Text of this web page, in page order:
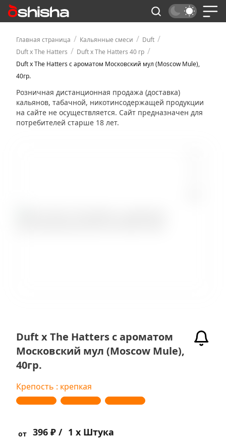
Главная страница / Кальянные смеси / Duft /
Duft x The Hatters / Duft x The Hatters 40 гр /
Duft x The Hatters с ароматом Московский мул (Moscow Mule),
40гр.
Розничная дистанционная продажа (доставка)
кальянов, табачной, никотинсодержащей продукции
на сайте не осуществляется. Сайт предназначен для
потребителей старше 18 лет.
Duft x The Hatters с ароматом
Московский мул (Moscow Mule),
40гр.
Крепость : крепкая
от 396 ₽ / 1 x Штука